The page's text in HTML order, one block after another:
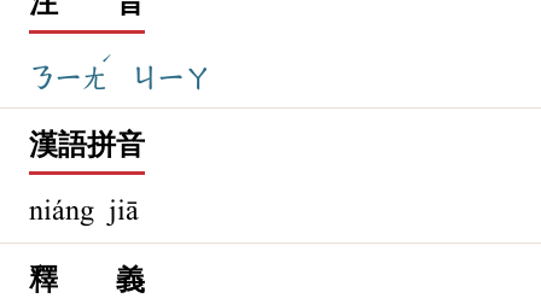
ㄋㄧㄤ
ˊ
ㄐㄧㄚ
漢語拼音
niáng jiā
釋 義